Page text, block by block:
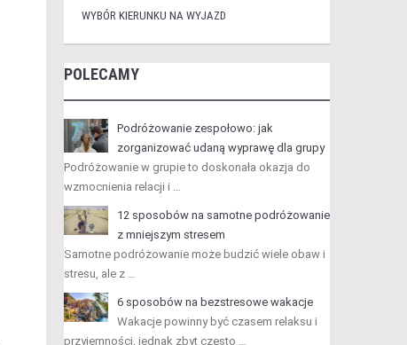
WYBÓR KIERUNKU NA WYJAZD
POLECAMY
Podróżowanie zespołowo: jak
zorganizować udaną wyprawę dla grupy
Podróżowanie w grupie to doskonała okazja do
wzmocnienia relacji i …
12 sposobów na samotne podróżowanie
z mniejszym stresem
Samotne podróżowanie może budzić wiele obaw i
stresu, ale z …
6 sposobów na bezstresowe wakacje
Wakacje powinny być czasem relaksu i
przyjemności, jednak zbyt często …